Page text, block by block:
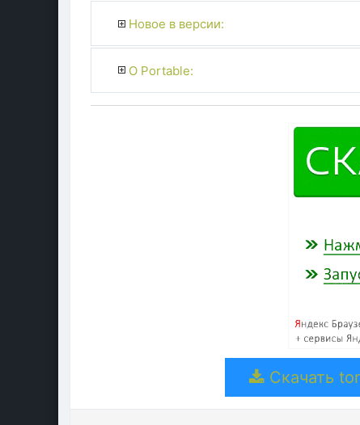
Новое в версии:
О Portable:
Скачать